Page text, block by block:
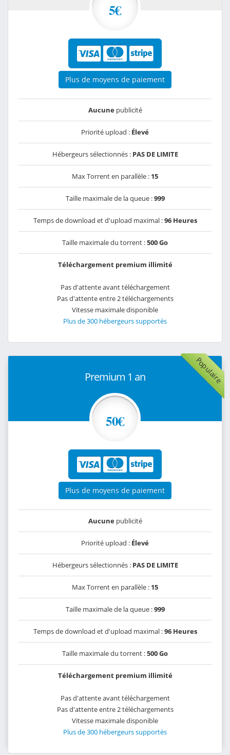
5€
Plus de moyens de paiement
Aucunepublicité
Priorité upload : Élevé
Hébergeurs sélectionnés : PAS DE LIMITE
Max Torrent en parallèle : 15
Taille maximale de la queue :999
Temps de download et d'upload maximal :96 Heures
Taille maximale du torrent :500 Go
Téléchargement premium illimité
Pas d'attente avant téléchargement
Pas d'attente entre 2 téléchargements
Vitesse maximale disponible
Plus de 300 hébergeurs supportés
Populaire
Premium 1 an
50€
Plus de moyens de paiement
Aucunepublicité
Priorité upload : Élevé
Hébergeurs sélectionnés : PAS DE LIMITE
Max Torrent en parallèle : 15
Taille maximale de la queue :999
Temps de download et d'upload maximal :96 Heures
Taille maximale du torrent :500 Go
Téléchargement premium illimité
Pas d'attente avant téléchargement
Pas d'attente entre 2 téléchargements
Vitesse maximale disponible
Plus de 300 hébergeurs supportés